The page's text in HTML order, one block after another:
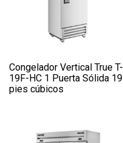
Congelador Vertical True T-
19F-HC 1 Puerta Sólida 19
pies cúbicos